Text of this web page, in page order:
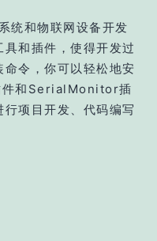
统和物联网设备开发
和插件，使得开发过
令，你可以轻松地安
件和SerialMonitor插
项目开发、代码编写